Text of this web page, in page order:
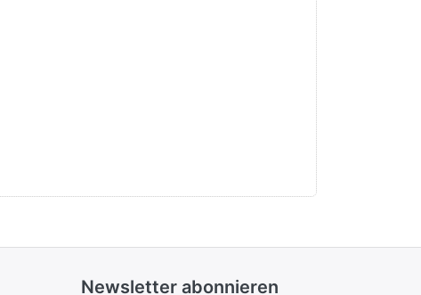
Newsletter abonnieren